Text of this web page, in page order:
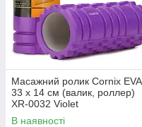
Масажний ролик Cornix EVA
33 x 14 см (валик, роллер)
XR-0032 Violet
В наявності